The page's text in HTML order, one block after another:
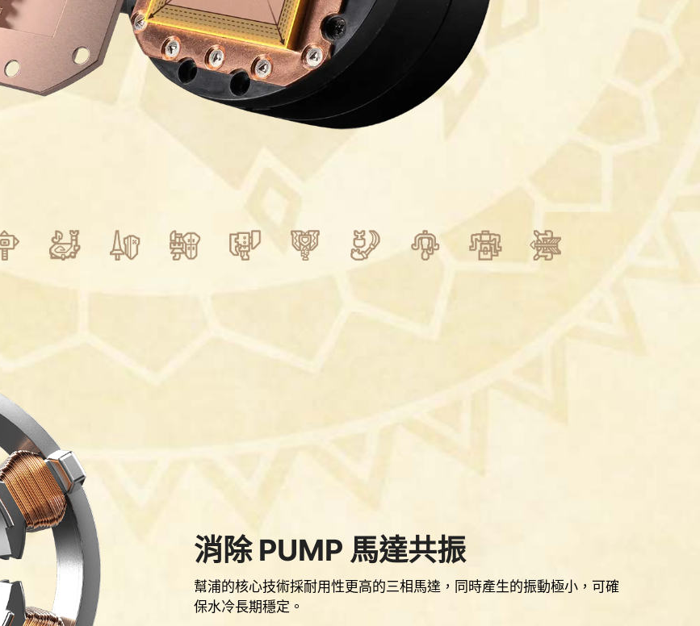
消除 PUMP 馬達共振
幫浦的核心技術採耐用性更高的三相馬達，同時產生的振動極小，可確
保水冷長期穩定。